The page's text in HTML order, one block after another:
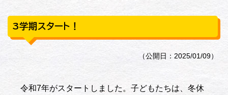
3学期スタート！
（公開日：2025/01/09）
令和7年がスタートしました。子どもたちは、冬休